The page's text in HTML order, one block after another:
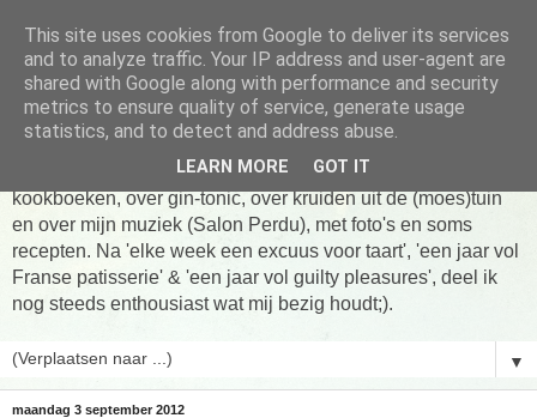
Tarte taart An
Tien jaar Tarte taart An! Niet altijd online, wel vaak te vinden
in de keuken! Om te koken, om te eten en om verhalen te
delen. Over Franse patisserie, over koken uit favoriete
kookboeken, over gin-tonic, over kruiden uit de (moes)tuin
en over mijn muziek (Salon Perdu), met foto's en soms
recepten. Na 'elke week een excuus voor taart', 'een jaar vol
Franse patisserie' & 'een jaar vol guilty pleasures', deel ik
nog steeds enthousiast wat mij bezig houdt;).
▼
maandag 3 september 2012
This site uses cookies from Google to deliver its services
and to analyze traffic. Your IP address and user-agent are
shared with Google along with performance and security
metrics to ensure quality of service, generate usage
statistics, and to detect and address abuse.
LEARN MORE GOT IT